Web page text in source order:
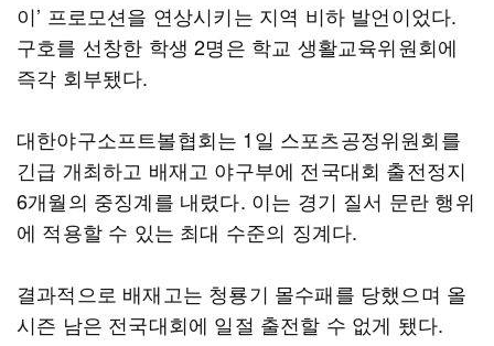
이’ 프로모션을 연상시키는 지역 비하 발언이었다.
구호를 선창한 학생 2명은 학교 생활교육위원회에
즉각 회부됐다.
대한야구소프트볼협회는 1일 스포츠공정위원회를
긴급 개최하고 배재고 야구부에 전국대회 출전정지
6개월의 중징계를 내렸다. 이는 경기 질서 문란 행위
에 적용할 수 있는 최대 수준의 징계다.
결과적으로 배재고는 청룡기 몰수패를 당했으며 올
시즌 남은 전국대회에 일절 출전할 수 없게 됐다.